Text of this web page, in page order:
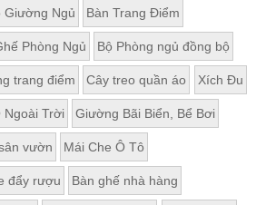
Giường Ngủ Bàn Trang Điểm
Phòng Ngủ Bộ Phòng ngủ đồng bộ
trang điểm Cây treo quần áo Xích Đu
Ngoài Trời Giường Bãi Biển, Bể Bơi
vườn Mái Che Ô Tô
đẩy rượu Bàn ghế nhà hàng